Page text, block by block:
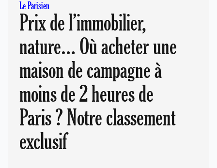
Le Parisien
Prix de l’immobilier,
nature… Où acheter une
maison de campagne à
moins de 2 heures de
Paris ? Notre classement
exclusif